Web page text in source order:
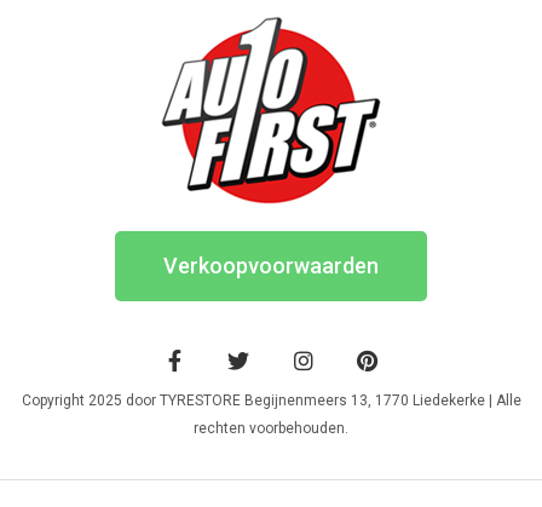
Verkoopvoorwaarden
Copyright 2025 door TYRESTORE Begijnenmeers 13, 1770 Liedekerke | Alle
rechten voorbehouden.